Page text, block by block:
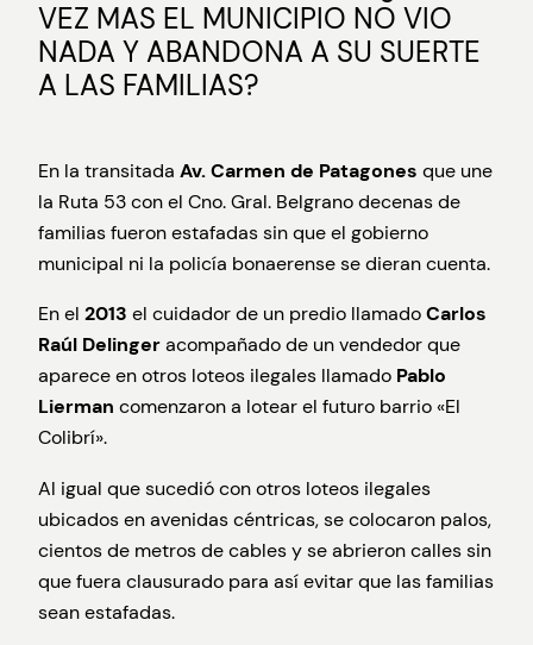
VEZ MAS EL MUNICIPIO NO VIO
NADA Y ABANDONA A SU SUERTE
A LAS FAMILIAS?
En la transitada Av. Carmen de Patagones que une
la Ruta 53 con el Cno. Gral. Belgrano decenas de
familias fueron estafadas sin que el gobierno
municipal ni la policía bonaerense se dieran cuenta.
En el 2013 el cuidador de un predio llamadoCarlos
Raúl Delingeracompañado de un vendedor que
aparece en otros loteos ilegales llamado Pablo
Lierman comenzaron a lotear el futuro barrio «El
Colibrí».
Al igual que sucedió con otros loteos ilegales
ubicados en avenidas céntricas, se colocaron palos,
cientos de metros de cables y se abrieron calles sin
que fuera clausurado para así evitar que las familias
sean estafadas.